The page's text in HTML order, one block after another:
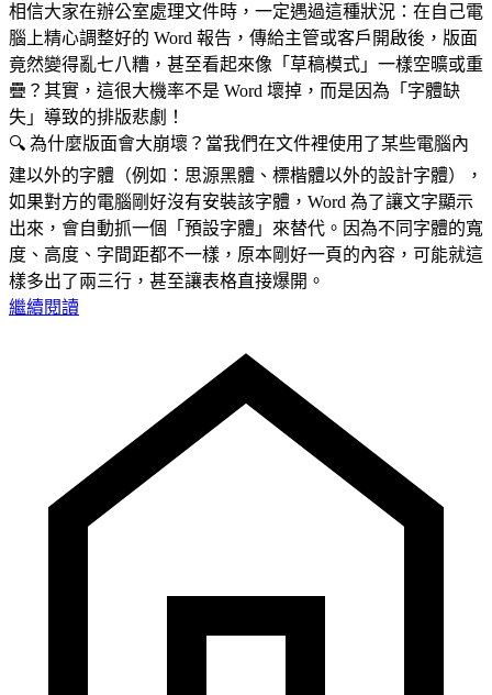
相信大家在辦公室處理文件時，一定遇過這種狀況：在自己電
腦上精心調整好的 Word 報告，傳給主管或客戶開啟後，版面
竟然變得亂七八糟，甚至看起來像「草稿模式」一樣空曠或重
疊？其實，這很大機率不是 Word 壞掉，而是因為「字體缺
失」導致的排版悲劇！
🔍 為什麼版面會大崩壞？當我們在文件裡使用了某些電腦內
建以外的字體（例如：思源黑體、標楷體以外的設計字體），
如果對方的電腦剛好沒有安裝該字體，Word 為了讓文字顯示
出來，會自動抓一個「預設字體」來替代。因為不同字體的寬
度、高度、字間距都不一樣，原本剛好一頁的內容，可能就這
樣多出了兩三行，甚至讓表格直接爆開。
繼續閱讀